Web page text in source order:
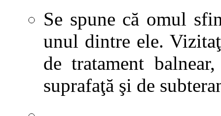
Se spune că omul
unul dintre ele.
de tratament
suprafaţă şi de